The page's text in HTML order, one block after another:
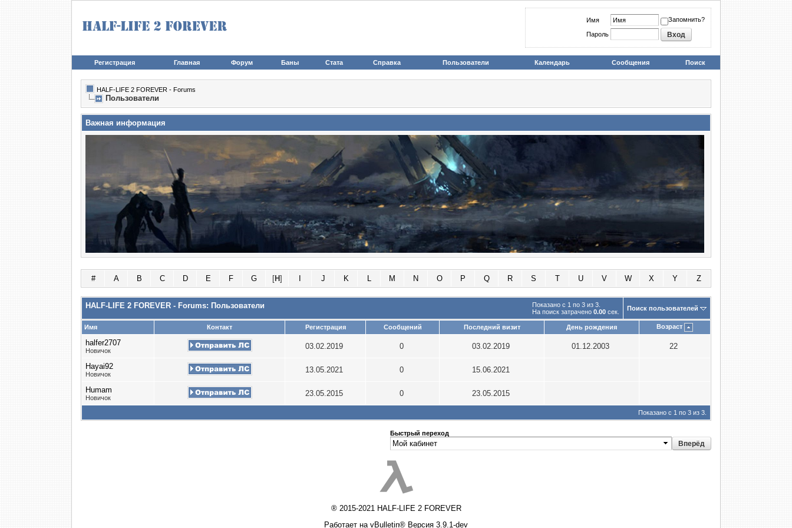
Имя Запомнить?
Пароль
Регистрация Главная Форум Баны Стата Справка Пользователи Календарь Сообщения Поиск
HALF-LIFE 2 FOREVER - Forums
Пользователи
Важная информация
# A B C D E F G [H] J K L M N O P Q R S T U V W X Y Z
Показано с 1 по 3 из 3.
На поиск затрачено 0.00 сек.
HALF-LIFE 2 FOREVER - Forums: Пользователи Поиск пользователей
Имя Контакт Регистрация Сообщений Последний визит День рождения Возраст
halfer2707
Новичок 03.02.2019 0 03.02.2019 01.12.2003 22
Hayai92
Новичок 13.05.2021 0 15.06.2021
Humam
Новичок 23.05.2015 0 23.05.2015
Показано с 1 по 3 из 3.
Быстрый переход
® 2015-2021 HALF-LIFE 2 FOREVER
Работает на vBulletin® Версия 3.9.1-dev